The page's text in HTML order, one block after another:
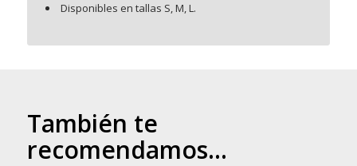
Disponibles en tallas S, M, L.
También te
recomendamos…